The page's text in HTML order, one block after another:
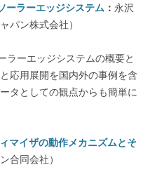
ーラーエッジシステム ： 永沢
パン株式会社）
ラーエッジシステムの概要と
応用展開を国内外の事例を含
タとしての観点からも簡単に
マイザの動作メカニズムとそ
合同会社）